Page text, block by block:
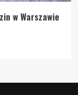
w Warszawie